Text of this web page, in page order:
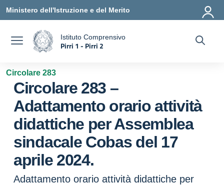
Vai ai contenuti
Vai al menu di navigazione
Vai al footer
Ministero dell'Istruzione e del Merito
Istituto Comprensivo
Pirri 1 - Pirri 2
Circolare 283
Circolare 283 –
Adattamento orario attività
didattiche per Assemblea
sindacale Cobas del 17
aprile 2024.
Adattamento orario attività didattiche per